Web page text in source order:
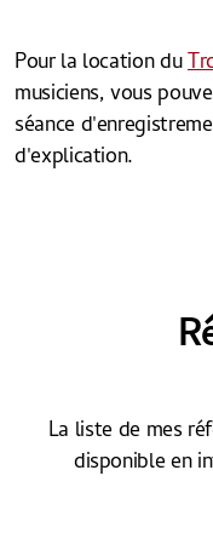
Pour la location du
musiciens, vous
séance
d'explication.
La liste de mes
disponible en